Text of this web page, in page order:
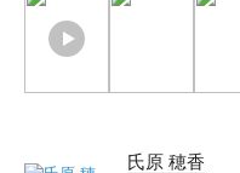
氏原 穂香